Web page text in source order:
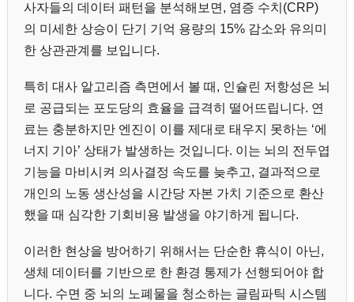
사자들의 데이터 패턴을 분석해보면, 염증 수치(CRP)
의 미세한 상승이 단기 기억 용량의 15% 감소와 유의미
한 상관관계를 보입니다.
특히 대사 알고리즘 측면에서 볼 때, 인슐린 저항성은 뇌
로 공급되는 포도당의 효율을 급격히 떨어뜨립니다. 연
료는 충분하지만 엔진이 이를 제대로 태우지 못하는 ‘에
너지 기아’ 상태가 발생하는 것입니다. 이는 뇌의 전두엽
기능을 마비시켜 의사결정 속도를 늦추고, 결과적으로
개인의 노동 생산성을 시간당 자본 가치 기준으로 환산
했을 때 심각한 기회비용 발생을 야기하게 됩니다.
이러한 현상을 방어하기 위해서는 단순한 휴식이 아닌,
생체 데이터를 기반으로 한 환경 통제가 선행되어야 합
니다. 수면 중 뇌의 노폐물을 청소하는 글림파틱 시스템